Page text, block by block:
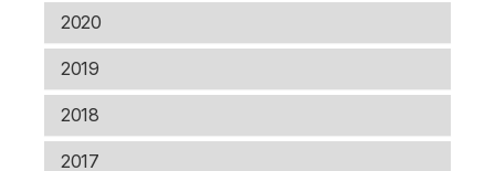
2020
2019
2018
2017